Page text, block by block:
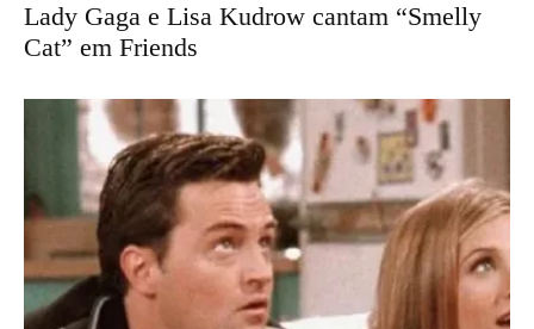
Lady Gaga e Lisa Kudrow cantam “Smelly
Cat” em Friends